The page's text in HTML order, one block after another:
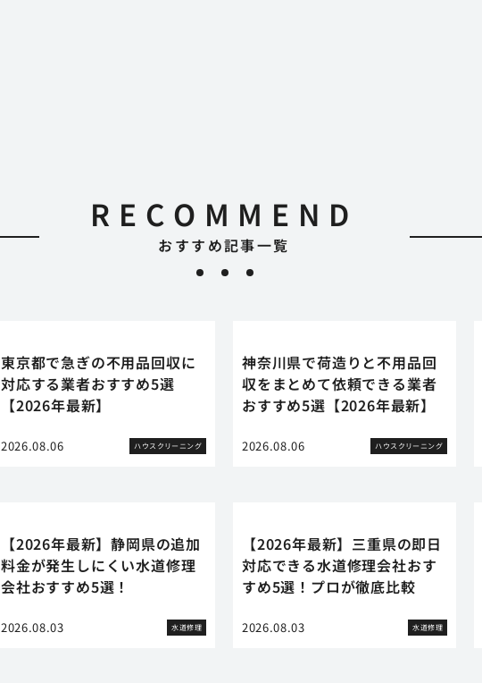
RECOMMEND
おすすめ記事一覧
東京都で急ぎの不用品回収に
対応する業者おすすめ5選
【2026年最新】
2026.08.06 ハウスクリーニング
神奈川県で荷造りと不用品回
収をまとめて依頼できる業者
おすすめ5選【2026年最新】
2026.08.06 ハウスクリーニング
【2026年最新】静岡県の追加
料金が発生しにくい水道修理
会社おすすめ5選！
2026.08.03 水道修理
【2026年最新】三重県の即日
対応できる水道修理会社おす
すめ5選！プロが徹底比較
2026.08.03 水道修理